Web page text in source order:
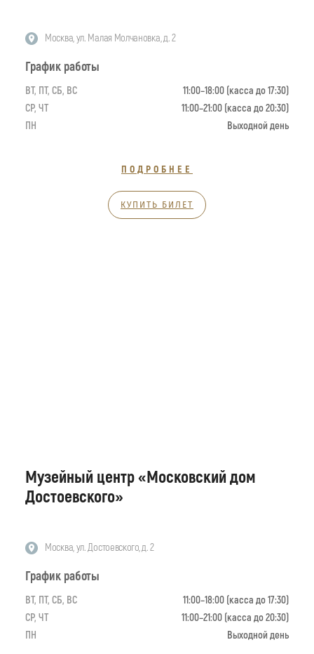
Москва, ул. Малая Молчановка, д. 2
График работы
ВТ, ПТ, СБ, ВС
11:00–18:00 (касса до 17:30)
СР, ЧТ
11:00–21:00 (касса до 20:30)
ПН
Выходной день
ПОДРОБНЕЕ
КУПИТЬ БИЛЕТ
Музейный центр «Московский дом
Достоевского»
Москва, ул. Достоевского, д. 2
График работы
ВТ, ПТ, СБ, ВС
11:00–18:00 (касса до 17:30)
СР, ЧТ
11:00–21:00 (касса до 20:30)
ПН
Выходной день